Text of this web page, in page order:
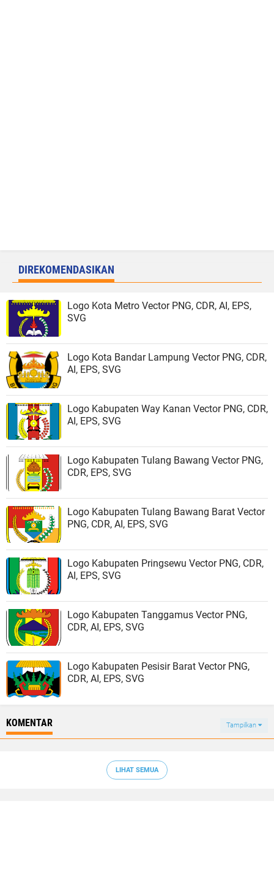
DIREKOMENDASIKAN
Logo Kota Metro Vector PNG, CDR, AI, EPS,
SVG
Logo Kota Bandar Lampung Vector PNG, CDR,
AI, EPS, SVG
Logo Kabupaten Way Kanan Vector PNG, CDR,
AI, EPS, SVG
Logo Kabupaten Tulang Bawang Vector PNG,
CDR, EPS, SVG
Logo Kabupaten Tulang Bawang Barat Vector
PNG, CDR, AI, EPS, SVG
Logo Kabupaten Pringsewu Vector PNG, CDR,
AI, EPS, SVG
Logo Kabupaten Tanggamus Vector PNG,
CDR, AI, EPS, SVG
Logo Kabupaten Pesisir Barat Vector PNG,
CDR, AI, EPS, SVG
KOMENTAR Tampilkan
LIHAT SEMUA